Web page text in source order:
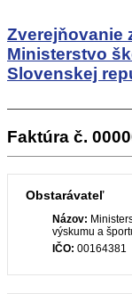
Zverejňovanie
Ministerstvo
Slovenskej
Faktúra č.
Obstarávateľ
Názov:
výskumu a
IČO: 00164381